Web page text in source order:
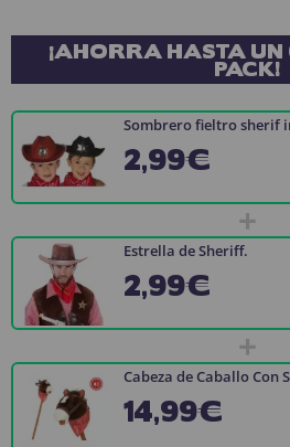
¡AHORRA HASTA UN
PACK!
Sombrero fieltro sherif
2,99€
+
Estrella de Sheriff.
2,99€
+
Cabeza de Caballo Con
14,99€